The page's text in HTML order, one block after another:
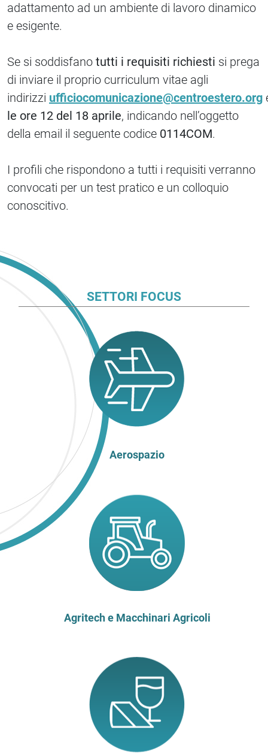
adattamento ad un ambiente di lavoro dinamico
e esigente.
Se si soddisfano tutti i requisiti richiesti si prega
di inviare il proprio curriculum vitae agli
indirizzi ufficiocomunicazione@centroestero.org
le ore 12 del 18 aprile, indicando nell’oggetto
della email il seguente codice 0114COM.
I profili che rispondono a tutti i requisiti verranno
convocati per un test pratico e un colloquio
conoscitivo.
SETTORI FOCUS
Aerospazio
Agritech e Macchinari Agricoli